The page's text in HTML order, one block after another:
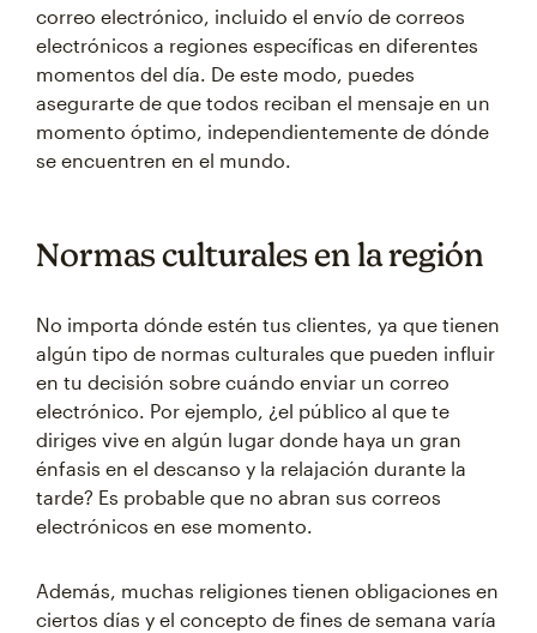
correo electrónico, incluido el envío de correos
electrónicos a regiones específicas en diferentes
momentos del día. De este modo, puedes
asegurarte de que todos reciban el mensaje en un
momento óptimo, independientemente de dónde
se encuentren en el mundo.
Normas culturales en la región
No importa dónde estén tus clientes, ya que tienen
algún tipo de normas culturales que pueden influir
en tu decisión sobre cuándo enviar un correo
electrónico. Por ejemplo, ¿el público al que te
diriges vive en algún lugar donde haya un gran
énfasis en el descanso y la relajación durante la
tarde? Es probable que no abran sus correos
electrónicos en ese momento.
Además, muchas religiones tienen obligaciones en
ciertos días y el concepto de fines de semana varía